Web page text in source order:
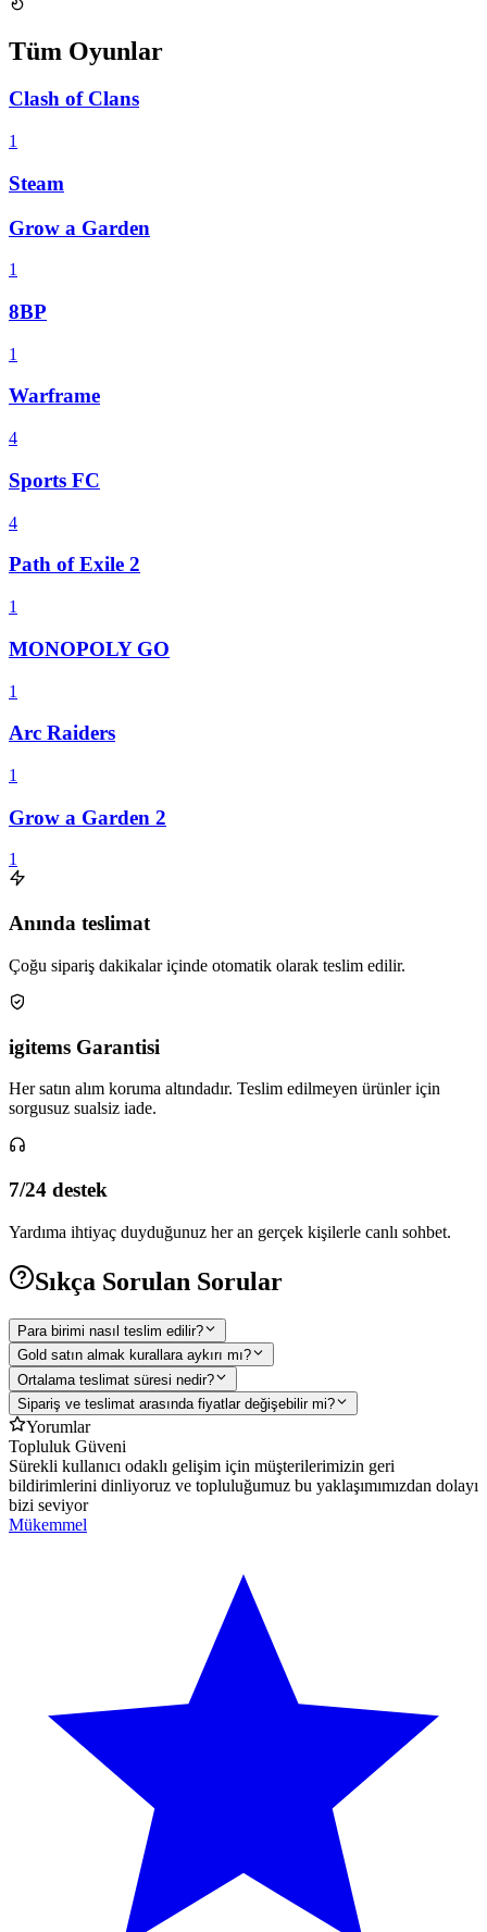
Tüm Oyunlar
Clash of Clans
1
Steam
Grow a Garden
1
8BP
1
Warframe
4
Sports FC
4
Path of Exile 2
1
MONOPOLY GO
1
Arc Raiders
1
Grow a Garden 2
1
Anında teslimat
Çoğu sipariş dakikalar içinde otomatik olarak teslim edilir.
igitems Garantisi
Her satın alım koruma altındadır. Teslim edilmeyen ürünler için
sorgusuz sualsiz iade.
7/24 destek
Yardıma ihtiyaç duyduğunuz her an gerçek kişilerle canlı sohbet.
Sıkça Sorulan Sorular
Para birimi nasıl teslim edilir?
Gold satın almak kurallara aykırı mı?
Ortalama teslimat süresi nedir?
Sipariş ve teslimat arasında fiyatlar değişebilir mi?
Yorumlar
Topluluk Güveni
Sürekli kullanıcı odaklı gelişim için müşterilerimizin geri
bildirimlerini dinliyoruz ve topluluğumuz bu yaklaşımımızdan dolayı
bizi seviyor
Mükemmel